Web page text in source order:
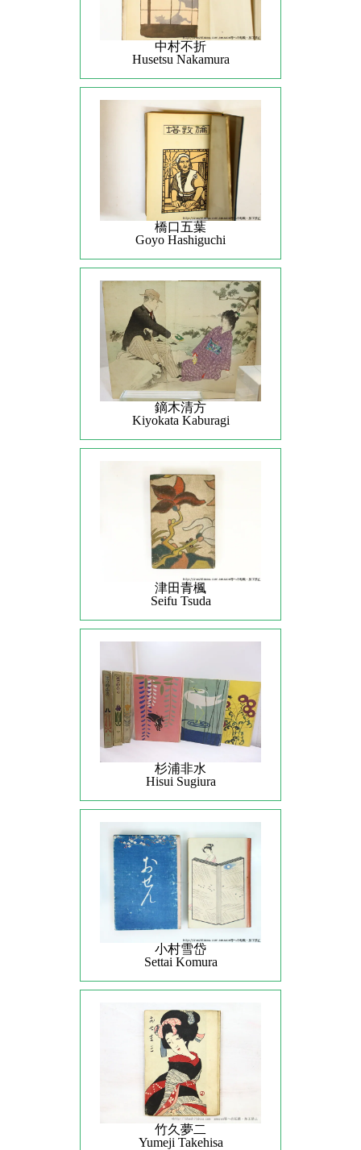
中村不折
Husetsu Nakamura
橋口五葉
Goyo Hashiguchi
鏑木清方
Kiyokata Kaburagi
津田青楓
Seifu Tsuda
杉浦非水
Hisui Sugiura
小村雪岱
Settai Komura
竹久夢二
Yumeji Takehisa